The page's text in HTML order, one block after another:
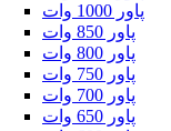
پاور 1000 وات
پاور 850 وات
پاور 800 وات
پاور 750 وات
پاور 700 وات
پاور 650 وات